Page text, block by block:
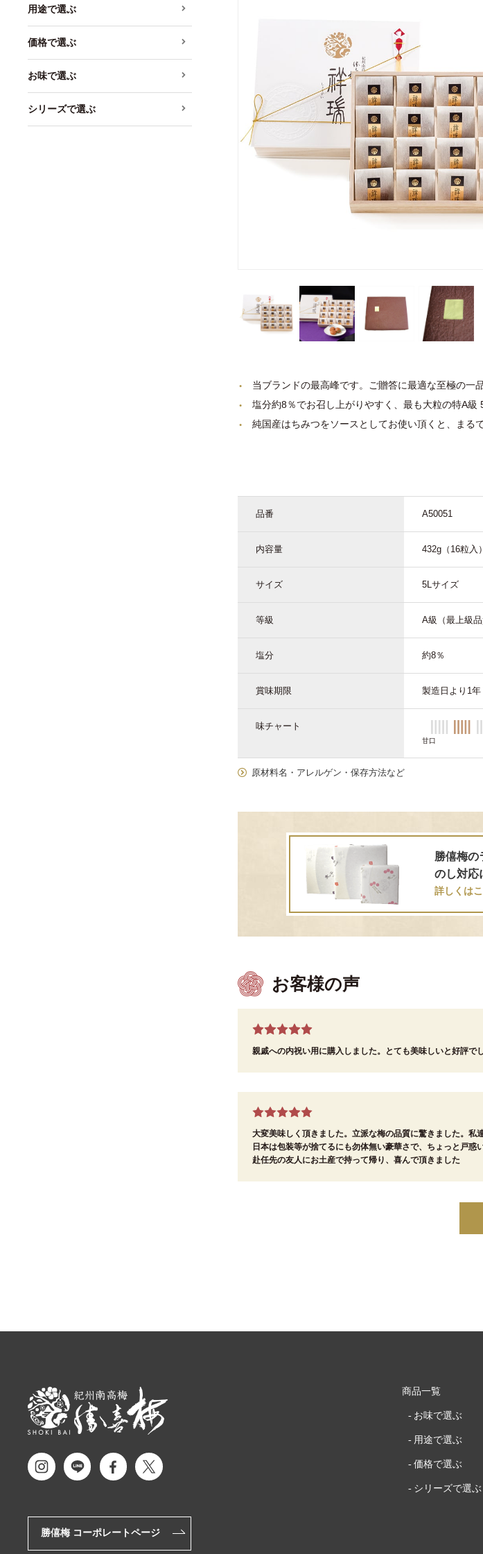
用途で選ぶ
価格で選ぶ
お味で選ぶ
シリーズで選ぶ
当ブランドの最高峰です。ご贈答に最適な至極の一品
塩分約8％でお召し上がりやすく、最も大粒の特A級
純国産はちみつをソースとしてお使い頂くと、まる
品番 A50051
内容量 432g（16粒入）
サイズ 5Lサイズ
等級 A級（最上級品
塩分 約8％
賞味期限 製造日より1年
味チャート
甘口
原材料名・アレルゲン・保存方法など
勝僖梅の
のし対応
詳しくは
お客様の声
親戚への内祝い用に購入しました。とても美味しいと好評で
大変美味しく頂きました。立派な梅の品質に驚きました。私
日本は包装等が捨てるにも勿体無い豪華さで、ちょっと戸惑
赴任先の友人にお土産で持って帰り、喜んで頂きました
勝僖梅 コーポレートページ
商品一覧
お味で選ぶ
用途で選ぶ
価格で選ぶ
シリーズで選ぶ